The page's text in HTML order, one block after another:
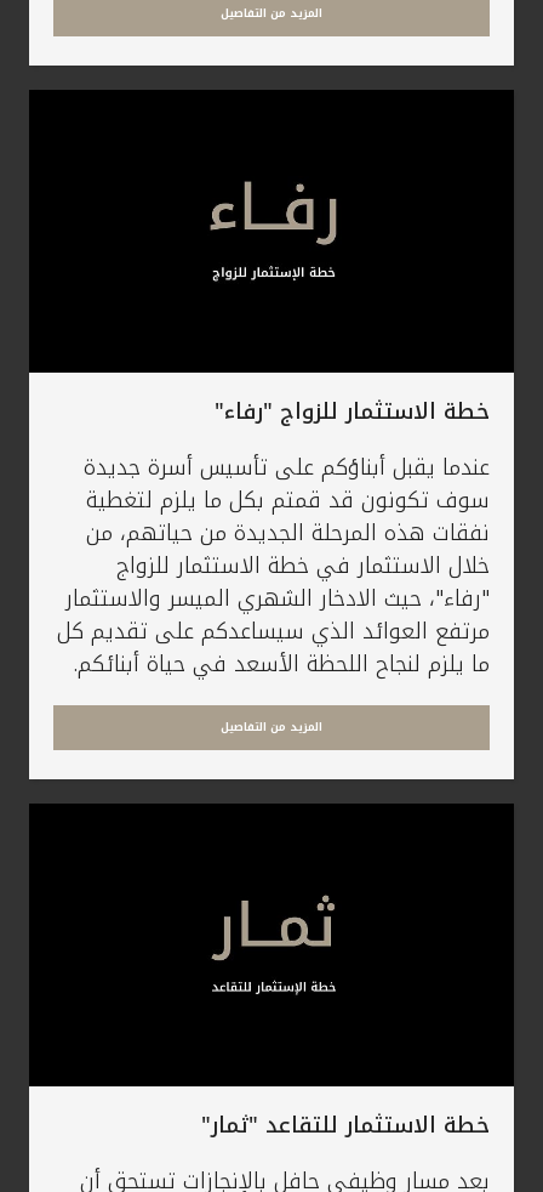
المزيد من التفاصيل
خطة الاستثمار للزواج "رفاء"
عندما يقبل أبناؤكم على تأسيس أسرة جديدة
سوف تكونون قد قمتم بكل ما يلزم لتغطية
نفقات هذه المرحلة الجديدة من حياتهم، من
خلال الاستثمار في خطة الاستثمار للزواج
"رفاء"، حيث الادخار الشهري الميسر والاستثمار
مرتفع العوائد الذي سيساعدكم على تقديم كل
ما يلزم لنجاح اللحظة الأسعد في حياة أبنائكم.
المزيد من التفاصيل
خطة الاستثمار للتقاعد "ثمار"
بعد مسار وظيفي حافل بالإنجازات تستحق أن